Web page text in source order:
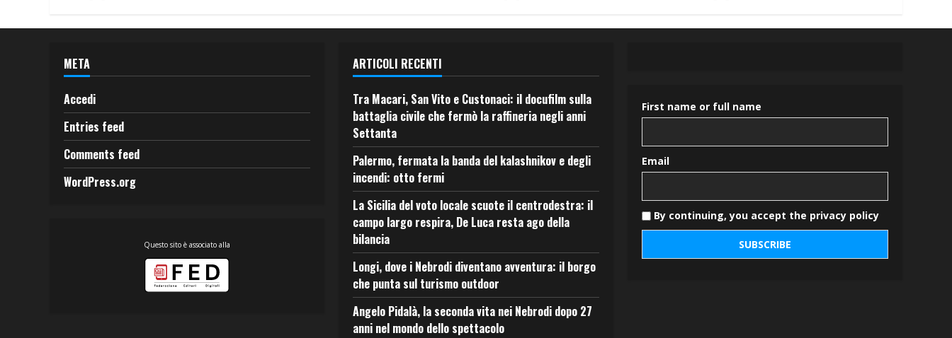
META
Accedi
Entries feed
Comments feed
WordPress.org
Questo sito è associato alla
ARTICOLI RECENTI
Tra Macari, San Vito e Custonaci: il docufilm sulla
battaglia civile che fermò la raffineria negli anni
Settanta
Palermo, fermata la banda del kalashnikov e degli
incendi: otto fermi
La Sicilia del voto locale scuote il centrodestra: il
campo largo respira, De Luca resta ago della
bilancia
Longi, dove i Nebrodi diventano avventura: il borgo
che punta sul turismo outdoor
Angelo Pidalà, la seconda vita nei Nebrodi dopo 27
anni nel mondo dello spettacolo
First name or full name
Email
By continuing, you accept the privacy policy